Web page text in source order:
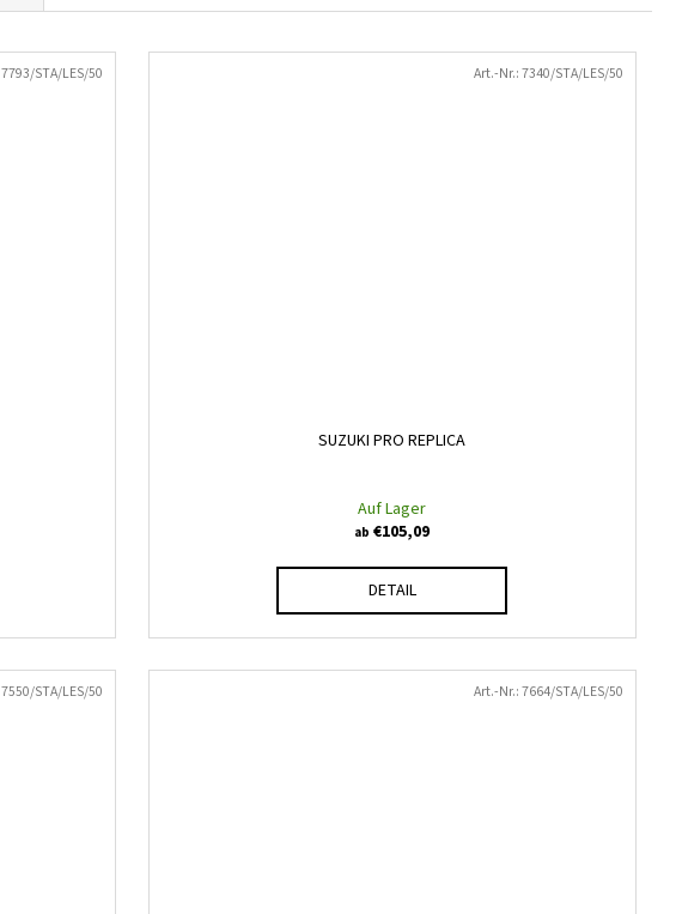
7793/STA/LES/50
SUZUKI PRO REPLICA
Auf Lager
ab €105,09
DETAIL
Art.-Nr.:7340/STA/LES/50
7550/STA/LES/50 Art.-Nr.:7664/STA/LES/50